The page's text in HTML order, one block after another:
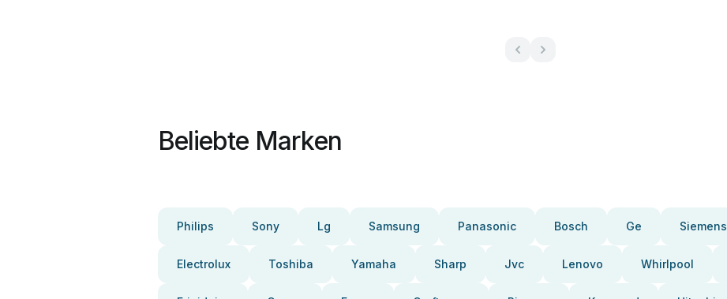
Beliebte Marken
Philips Sony Lg Samsung Panasonic Bosch Ge Siemens
Electrolux Toshiba Yamaha Sharp Jvc Lenovo Whirlpool